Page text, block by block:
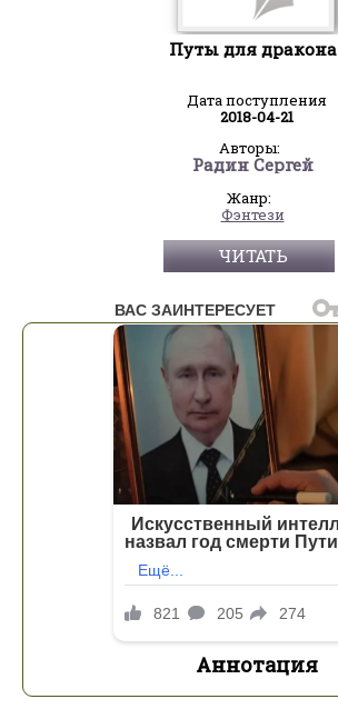
Путы для дракона
Дата поступления
2018-04-21
Авторы:
Радин Сергей
Жанр:
Фэнтези
ЧИТАТЬ
Аннотация